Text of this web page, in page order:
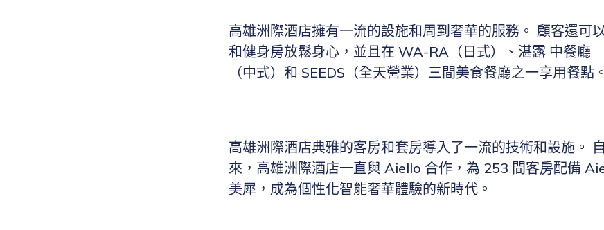
高雄洲際酒店擁有一流的設施和周到奢華的服務。 顧客還可
和健身房放鬆身心，並且在 WA-RA（日式）、湛露 中餐廳
（中式）和 SEEDS（全天營業）三間美食餐廳之一享用餐點。
高雄洲際酒店典雅的客房和套房導入了一流的技術和設施。
來，高雄洲際酒店一直與 Aiello 合作，為 253 間客房配備
美犀，成為個性化智能奢華體驗的新時代。